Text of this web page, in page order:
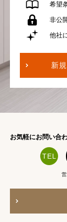
希望
非公
他社
新
お気軽にお問い合